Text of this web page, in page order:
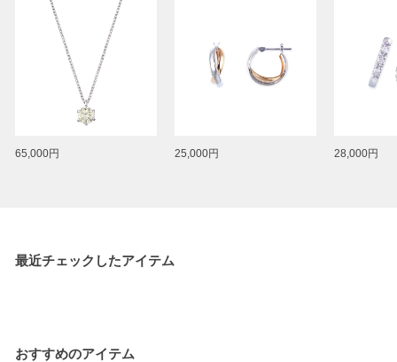
65,000円 25,000円 28,000円
最近チェックしたアイテム
おすすめのアイテム